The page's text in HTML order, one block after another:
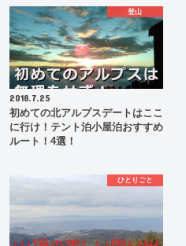
登山
2018.7.25
初めての北アルプスデートはここ
に行け！テント泊小屋泊おすすめ
ルート！4選！
ひとりごと